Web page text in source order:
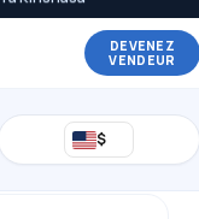
DEVENEZ
VENDEUR
$